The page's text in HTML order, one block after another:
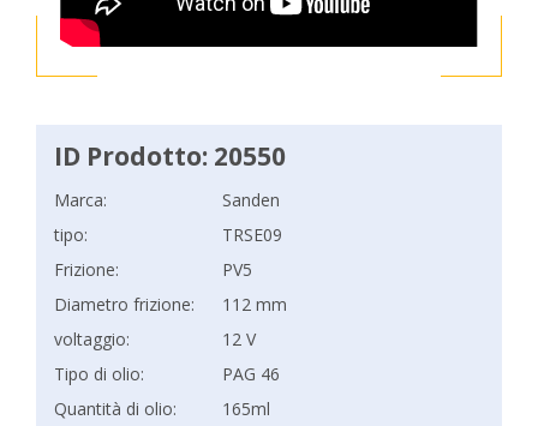
ID Prodotto: 20550
Marca:
Sanden
tipo:
TRSE09
Frizione:
PV5
Diametro frizione:
112 mm
voltaggio:
12 V
Tipo di olio:
PAG 46
Quantità di olio:
165ml